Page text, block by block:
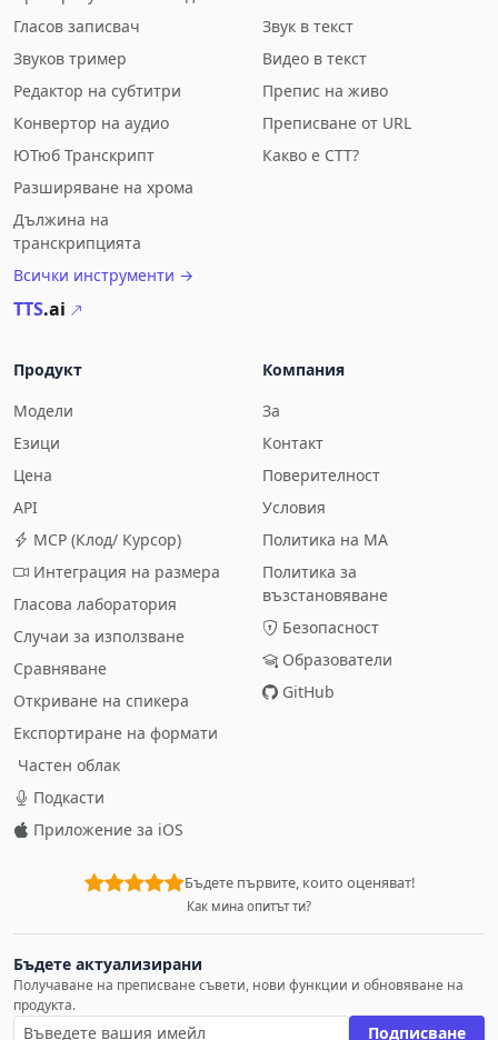
Гласов записвач
Звуков тример
Редактор на субтитри
Конвертор на аудио
ЮТюб Транскрипт
Разширяване на хрома
Дължина на
транскрипцията
Всички инструменти →
TTS.ai
Звук в текст
Видео в текст
Препис на живо
Преписване от URL
Какво е СТТ?
Продукт
Модели
Езици
Цена
API
MCP (Клод/ Курсор)
Интеграция на размера
Гласова лаборатория
Случаи за използване
Сравняване
Откриване на спикера
Експортиране на формати
Частен облак
Подкасти
Приложение за iOS
Компания
За
Контакт
Поверителност
Условия
Политика на МА
Политика за
възстановяване
Безопасност
Образователи
GitHub
Бъдете първите, които оценяват!
Как мина опитът ти?
Бъдете актуализирани
Получаване на преписване съвети, нови функции и обновяване на
продукта.
Подписване